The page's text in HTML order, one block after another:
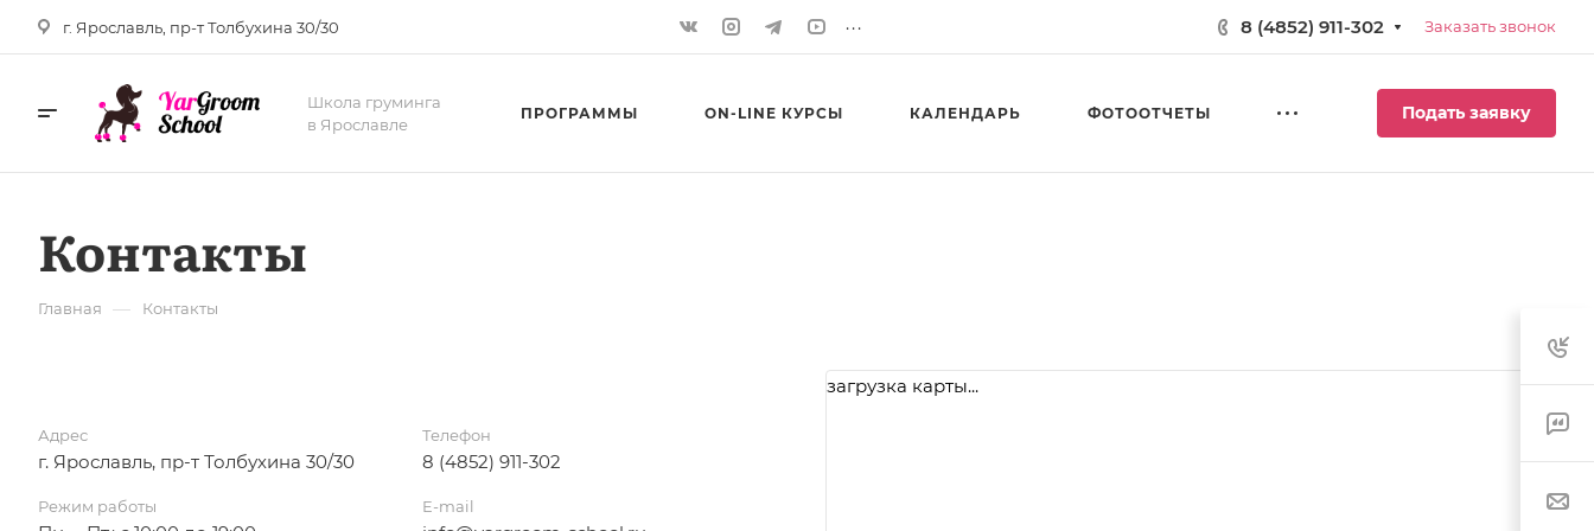
г. Ярославль, пр-т Толбухина 30/30 ... 8 (4852) 911-302 Заказать звонок
Школа груминга
в Ярославле
ПРОГРАММЫ ON-LINE КУРСЫ КАЛЕНДАРЬ ФОТООТЧЕТЫ Подать заявку
Контакты
Главная — Контакты
Адрес
г. Ярославль, пр-т Толбухина 30/30
Режим работы
Телефон
8 (4852) 911-302
E-mail
загрузка карты...